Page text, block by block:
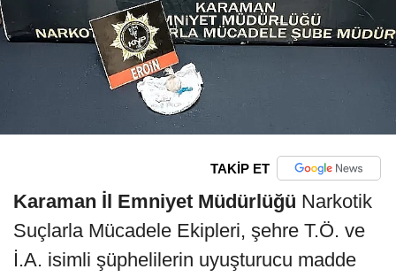
TAKİP ET
Karaman İl Emniyet Müdürlüğü Narkotik
Suçlarla Mücadele Ekipleri, şehre T.Ö. ve
İ.A. isimli şüphelilerin uyuşturucu madde